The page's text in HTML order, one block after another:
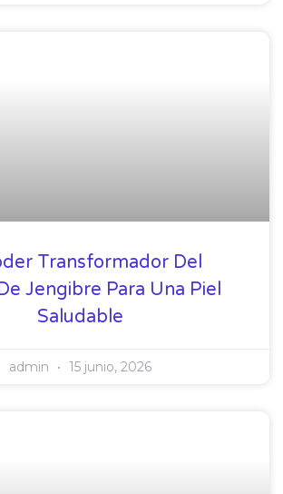
Transformador Del
Jengibre Para Una Piel
Saludable
admin 15 junio, 2026